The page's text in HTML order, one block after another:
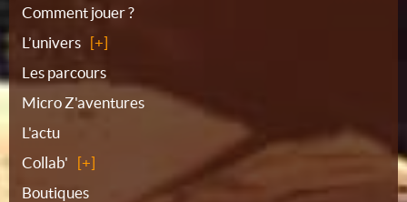
Plan
du
site
Comment jouer ?
L’univers
Les parcours
Micro Z'aventures
L'actu
Collab'
Boutiques